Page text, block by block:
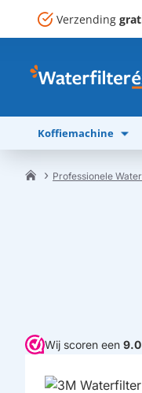
Verzending
Koffiemachine
Professionele
Wij scoren een 9.0